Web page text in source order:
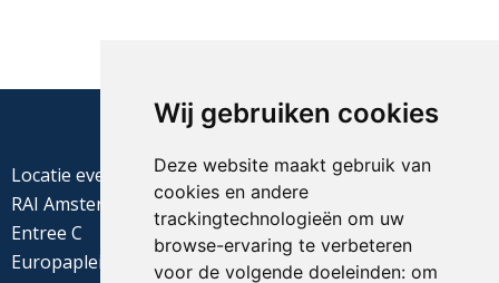
Wij gebruiken cookies
Deze website maakt gebruik van
cookies en andere
trackingtechnologieën om uw
browse-ervaring te verbeteren
voor de volgende doeleinden: om
Locatie evenement
RAI Amsterdam
Entree C
Europaplein 22